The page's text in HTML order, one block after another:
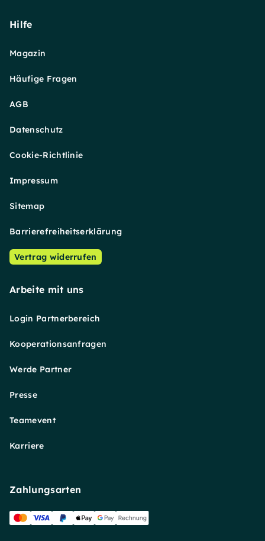
Hilfe
Magazin
Häufige Fragen
AGB
Datenschutz
Cookie-Richtlinie
Impressum
Sitemap
Barrierefreiheitserklärung
Vertrag widerrufen
Arbeite mit uns
Login Partnerbereich
Kooperationsanfragen
Werde Partner
Presse
Teamevent
Karriere
Zahlungsarten